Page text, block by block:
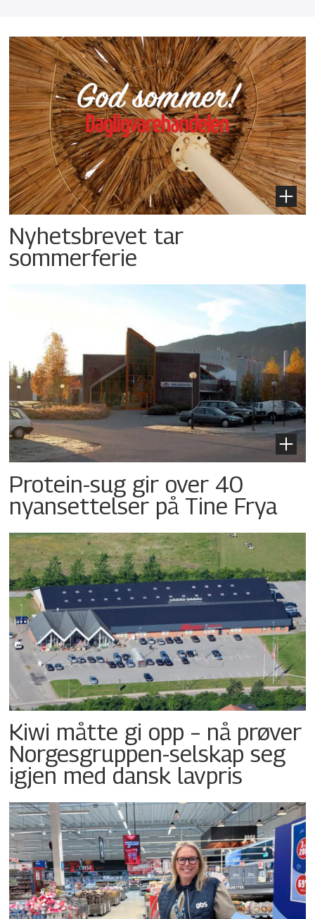
Nyhetsbrevet tar
sommerferie
Protein-sug gir over 40
nyansettelser på Tine Frya
Kiwi måtte gi opp – nå prøver
Norgesgruppen-selskap seg
igjen med dansk lavpris